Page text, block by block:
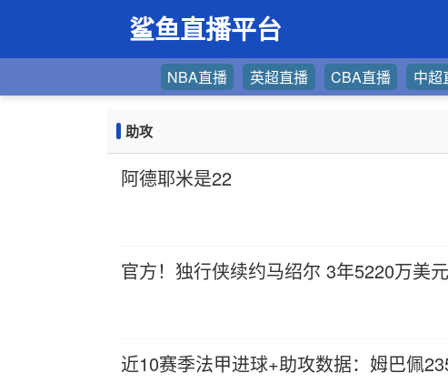
鲨鱼直播平台
NBA直播 英超直播 CBA直播 中超
助攻
阿德耶米是22
官方！独行侠续约马绍尔 3年5220万美
近10赛季法甲进球+助攻数据：姆巴佩